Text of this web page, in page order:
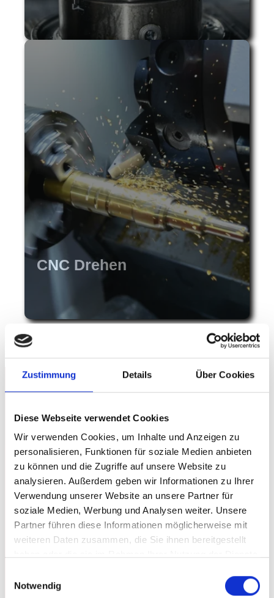
Zustimmung Details Über Cookies
Diese Webseite verwendet Cookies
Wir verwenden Cookies, um Inhalte und Anzeigen zu
personalisieren, Funktionen für soziale Medien anbieten
zu können und die Zugriffe auf unsere Website zu
analysieren. Außerdem geben wir Informationen zu Ihrer
Verwendung unserer Website an unsere Partner für
soziale Medien, Werbung und Analysen weiter. Unsere
Partner führen diese Informationen möglicherweise mit
weiteren Daten zusammen, die Sie ihnen bereitgestellt
Notwendig
CNC Drehen
Profitieren Sie von unserer
Erfahrung und Kompetenz
Vertrauen Sie auf unser technisches Know-how in der
Fräs- und Drehbearbeitung von
Medizintechnikbauteilen. Präzise Umsetzung,
termingerechte Lieferung und durchdachte Lösungen
bilden die Grundlage unserer Arbeit.